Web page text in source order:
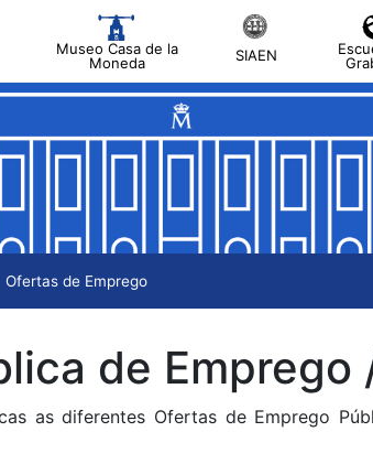
Museo Casa de la
Moneda
SIAEN
Ofertas de Emprego
de Emprego
as diferentes Ofertas de Emprego